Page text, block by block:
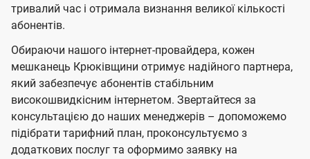
тривалий час і отримала визнання великої кількості
абонентів.
Обираючи нашого інтернет-провайдера, кожен
мешканець Крюківщини отримує надійного партнера,
який забезпечує абонентів стабільним
високошвидкісним інтернетом. Звертайтеся за
консультацією до наших менеджерів – допоможемо
підібрати тарифний план, проконсультуємо з
додаткових послуг та оформимо заявку на